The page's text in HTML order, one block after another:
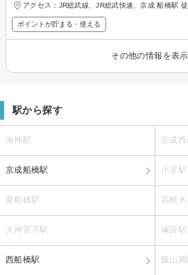
アクセス：JR総武線、JR総武快速、京成 船橋駅
ポイントが貯まる・使える
その他の情報を表示
駅から探す
海神駅 京成西
京成船橋駅 小室駅
新船橋駅 高根木
大神宮下駅 塚田駅
西船橋駅 飯山満